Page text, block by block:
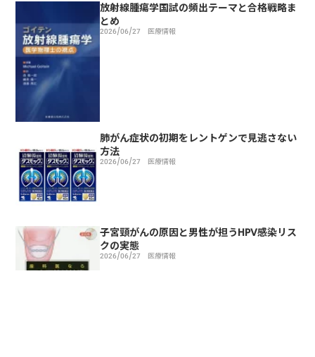
放射線腫瘍学国試の頻出テーマと合格戦略ま
とめ
2026/06/27 医療情報
肺がん症状の初期をレントゲンで見逃さない
方法
2026/06/27 医療情報
子宮頸がんの原因と男性が担うHPV感染リス
クの実態
2026/06/27 医療情報